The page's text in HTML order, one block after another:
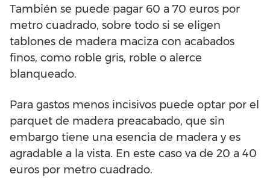
También se puede pagar 60 a 70 euros por
metro cuadrado, sobre todo si se eligen
tablones de madera maciza con acabados
finos, como roble gris, roble o alerce
blanqueado.
Para gastos menos incisivos puede optar por el
parquet de madera preacabado, que sin
embargo tiene una esencia de madera y es
agradable a la vista. En este caso va de 20 a 40
euros por metro cuadrado.